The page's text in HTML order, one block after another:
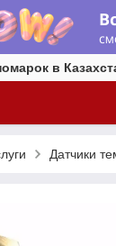
в
Датчики